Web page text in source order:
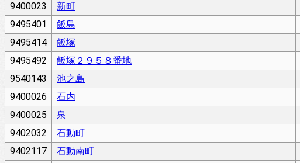
9400023
新町
9495401
飯島
9495414
飯塚
9495492
飯塚２９５８番地
9540143
池之島
9400026
石内
9400025
泉
9402032
石動町
9402117
石動南町